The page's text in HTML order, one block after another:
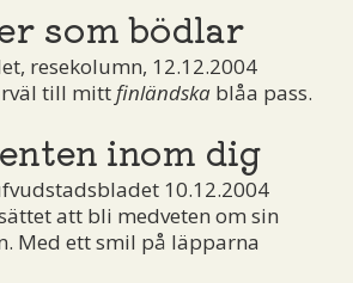
som bödlar
resekolumn, 12.12.2004
till mittfinländska blåa pass.
inom dig
10.12.2004
att bli medveten om sin
Med ett smil på läpparna